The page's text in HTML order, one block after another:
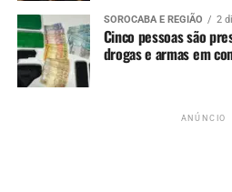
O relatório aponta seis áreas
nas relações comerciais com o
Pix e serviços digitais:
pagamentos Pix,
SOROCABA E REGIÃO 2
Cinco pessoas são
drogas e armas em
ANÚNCIO